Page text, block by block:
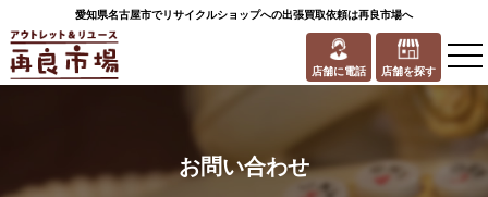
愛知県名古屋市でリサイクルショップへの出張買取依頼は再良市場へ
店舗に電話 店舗を探す
お問い合わせ